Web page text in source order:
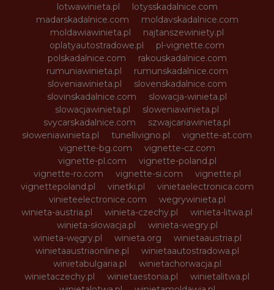
lotwawinieta.pl
lotysskadalnice.com
madarskadalnice.com
moldavskadalnice.com
moldawiawinieta.pl
najtanszewiniety.pl
oplatyautostradowe.pl
pl-vignette.com
polskadalnice.com
rakouskadalnice.com
rumuniawinieta.pl
rumunskadalnice.com
sloveniawinieta.pl
slovenskadalnice.com
slovinskadalnice.com
slowacja-winieta.pl
slowacjawinieta.pl
sloweniawinieta.pl
svycarskadalnice.com
szwajcariawinieta.pl
słoweniawinieta.pl
tunellivigno.pl
vignette-at.com
vignette-bg.com
vignette-cz.com
vignette-pl.com
vignette-poland.pl
vignette-ro.com
vignette-si.com
vignette.pl
vignettepoland.pl
vinetki.pl
vinietaelectronica.com
vinieteelectronice.com
wegrywinieta.pl
winieta-austria.pl
winieta-czechy.pl
winieta-litwa.pl
winieta-słowacja.pl
winieta-wegry.pl
winieta-węgry.pl
winieta.org
winietaaustria.pl
winietaaustriaonline.pl
winietaautostradowa.pl
winietabulgaria.pl
winietachorwacja.pl
winietaczechy.pl
winietaestonia.pl
winietalitwa.pl